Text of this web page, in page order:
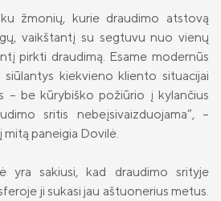
informacija
tarpininkų sąrašas
taisyklės
Jurga Bareikienė
Greta Dulevičienė
Vilma Semionovaitė-Railan
Justinas Muravskis
Simona Vaicekavičiūtė
žmonių, kurie draudimo atstovą
vaikštantį su segtuvu nuo vienų
pirkti draudimą. Esame modernūs
kiekvieno kliento situacijai
– be kūrybiško požiūrio į kylančius
sritis nebeįsivaizduojama“, –
paneigia Dovilė.
yra sakiusi, kad draudimo srityje
ji sukasi jau aštuonerius metus.